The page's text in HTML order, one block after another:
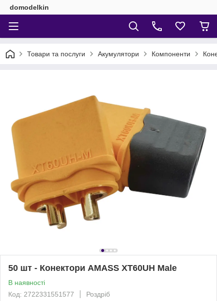
domodelkin
Товари та послуги Акумулятори Компоненти
50 шт - Конектори AMASS XT60UH Male
В наявності
Код: 2722331551577
Роздріб